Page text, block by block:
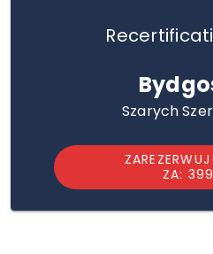
Szarych
ZA: